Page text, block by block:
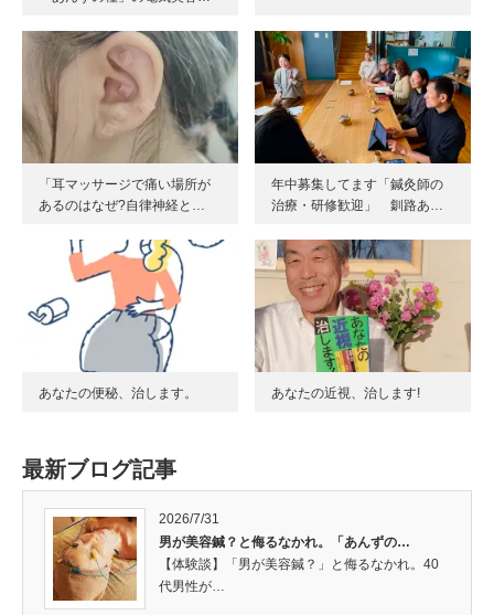
「耳マッサージで痛い場所が
あるのはなぜ?自律神経と…
年中募集してます「鍼灸師の
治療・研修歓迎」 釧路あ…
あなたの便秘、治します。 あなたの近視、治します!
最新ブログ記事
2026/7/31
男が美容鍼？と侮るなかれ。「あんずの…
【体験談】「男が美容鍼？」と侮るなかれ。40
代男性が…